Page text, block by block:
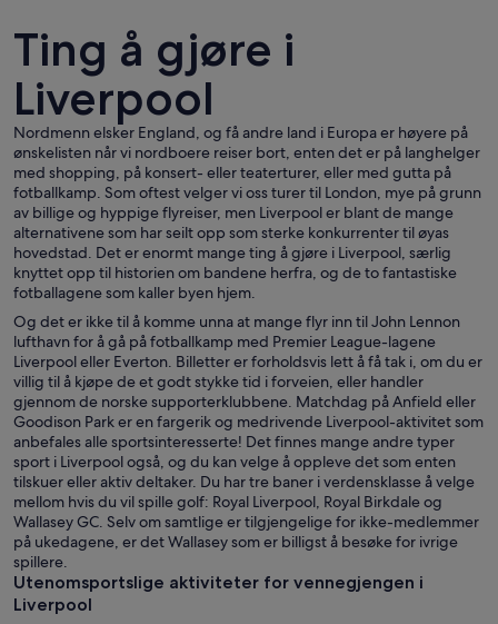
Liverpool
Ting å gjøre i
Liverpool
Nordmenn elsker England, og få andre land i Europa er høyere på
ønskelisten når vi nordboere reiser bort, enten det er på langhelger
med shopping, på konsert- eller teaterturer, eller med gutta på
fotballkamp. Som oftest velger vi oss turer til London, mye på grunn
av billige og hyppige flyreiser, men Liverpool er blant de mange
alternativene som har seilt opp som sterke konkurrenter til øyas
hovedstad. Det er enormt mange ting å gjøre i Liverpool, særlig
knyttet opp til historien om bandene herfra, og de to fantastiske
fotballagene som kaller byen hjem.
Og det er ikke til å komme unna at mange flyr inn til John Lennon
lufthavn for å gå på fotballkamp med Premier League-lagene
Liverpool eller Everton. Billetter er forholdsvis lett å få tak i, om du er
villig til å kjøpe de et godt stykke tid i forveien, eller handler
gjennom de norske supporterklubbene. Matchdag på Anfield eller
Goodison Park er en fargerik og medrivende Liverpool-aktivitet som
anbefales alle sportsinteresserte! Det finnes mange andre typer
sport i Liverpool også, og du kan velge å oppleve det som enten
tilskuer eller aktiv deltaker. Du har tre baner i verdensklasse å velge
mellom hvis du vil spille golf: Royal Liverpool, Royal Birkdale og
Wallasey GC. Selv om samtlige er tilgjengelige for ikke-medlemmer
på ukedagene, er det Wallasey som er billigst å besøke for ivrige
spillere.
Utenomsportslige aktiviteter for vennegjengen i
Liverpool